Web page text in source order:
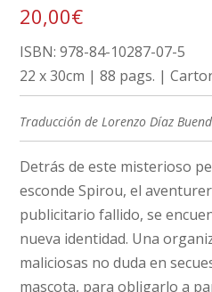
20,00€
ISBN: 978-84-10287-07-5
22 x 30cm | 88 pags. |
Traducción de Lorenzo Díaz
Detrás de este misterioso
esconde Spirou, el
publicitario fallido, se
nueva identidad. Una
maliciosas no duda en
mascota, para obligarlo a